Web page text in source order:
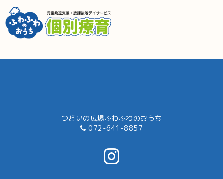
つどいの広場ふわふわのおうち
072-641-8857